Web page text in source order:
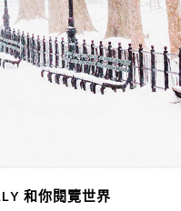
和你閱覽世界